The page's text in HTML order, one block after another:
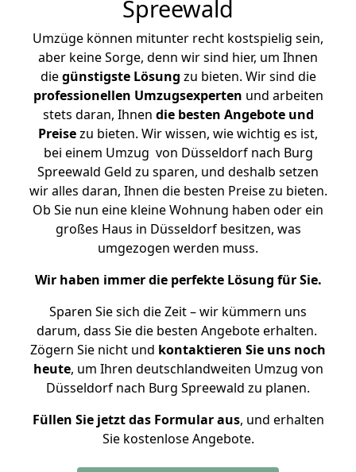
Spreewald
Umzüge können mitunter recht kostspielig sein,
aber keine Sorge, denn wir sind hier, um Ihnen
diegünstigste Lösung zu bieten. Wir sind die
professionellen Umzugsexperten und arbeiten
stets daran, Ihnen die besten Angebote und
Preisezu bieten. Wir wissen, wie wichtig es ist,
bei einem Umzug von Düsseldorf nach Burg
Spreewald Geld zu sparen, und deshalb setzen
wir alles daran, Ihnen die besten Preise zu bieten.
Ob Sie nun eine kleine Wohnung haben oder ein
großes Haus in Düsseldorf besitzen, was
umgezogen werden muss.
Wir haben immer die perfekte Lösung für Sie.
Sparen Sie sich die Zeit – wir kümmern uns
darum, dass Sie die besten Angebote erhalten.
Zögern Sie nicht und kontaktieren Sie uns noch
heute, um Ihren deutschlandweiten Umzug von
Düsseldorf nach Burg Spreewald zu planen.
Füllen Sie jetzt das Formular aus, und erhalten
Sie kostenlose Angebote.